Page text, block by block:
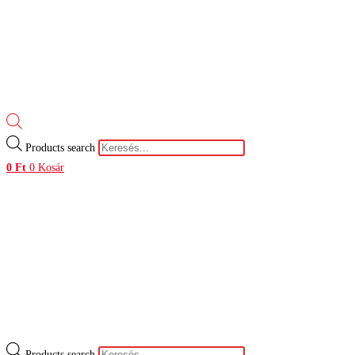
Products search
0 Ft 0 Kosár